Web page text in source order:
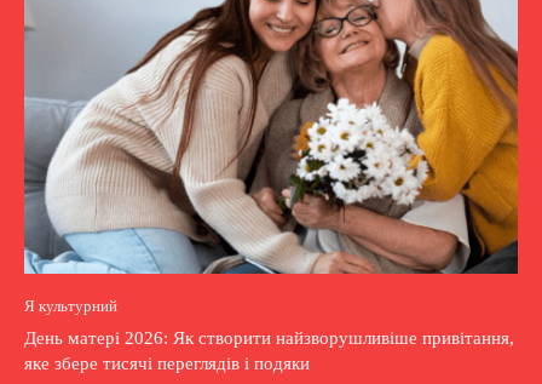
Я культурний
День матері 2026: Як створити найзворушливіше привітання,
яке збере тисячі переглядів і подяки